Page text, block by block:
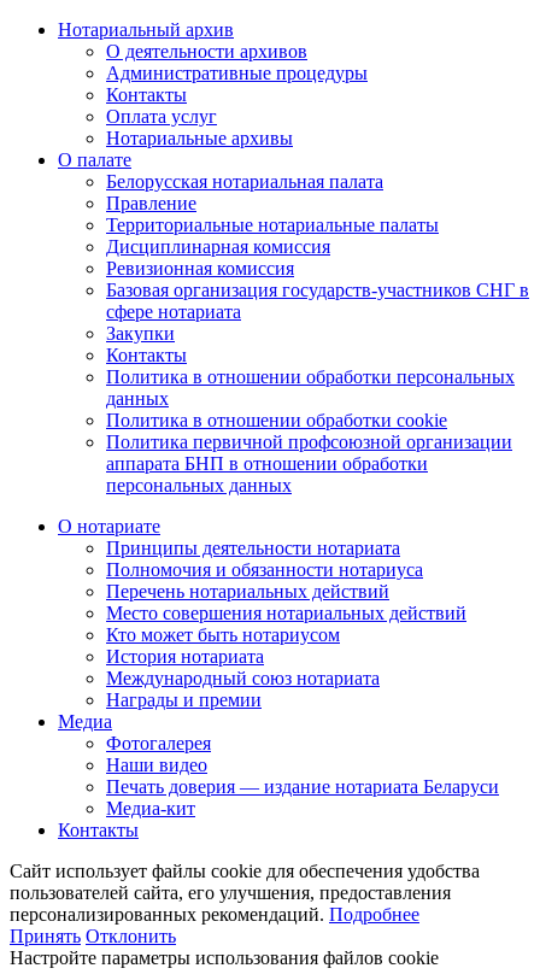
Нотариальный архив
О деятельности архивов
Административные процедуры
Контакты
Оплата услуг
Нотариальные архивы
О палате
Белорусская нотариальная палата
Правление
Территориальные нотариальные палаты
Дисциплинарная комиссия
Ревизионная комиссия
Базовая организация государств-участников СНГ в
сфере нотариата
Закупки
Контакты
Политика в отношении обработки персональных
данных
Политика в отношении обработки cookie
Политика первичной профсоюзной организации
аппарата БНП в отношении обработки
персональных данных
О нотариате
Принципы деятельности нотариата
Полномочия и обязанности нотариуса
Перечень нотариальных действий
Место совершения нотариальных действий
Кто может быть нотариусом
История нотариата
Международный союз нотариата
Награды и премии
Медиа
Фотогалерея
Наши видео
Печать доверия — издание нотариата Беларуси
Медиа-кит
Контакты
Сайт использует файлы cookie для обеспечения удобства
пользователей сайта, его улучшения, предоставления
персонализированных рекомендаций. Подробнее
Принять Отклонить
Настройте параметры использования файлов cookie